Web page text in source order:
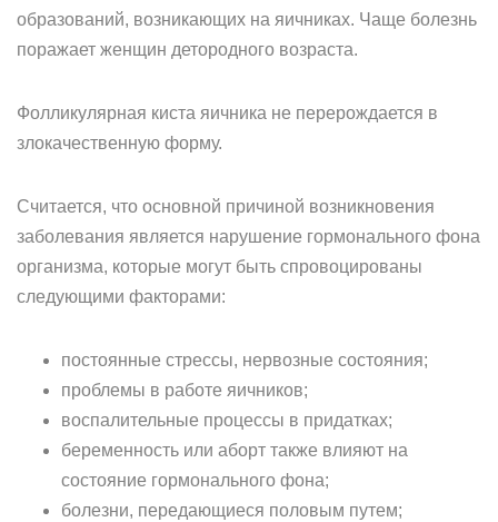
образований, возникающих на яичниках. Чаще болезнь
поражает женщин детородного возраста.
Фолликулярная киста яичника не перерождается в
злокачественную форму.
Считается, что основной причиной возникновения
заболевания является нарушение гормонального фона
организма, которые могут быть спровоцированы
следующими факторами:
постоянные стрессы, нервозные состояния;
проблемы в работе яичников;
воспалительные процессы в придатках;
беременность или аборт также влияют на
состояние гормонального фона;
болезни, передающиеся половым путем;